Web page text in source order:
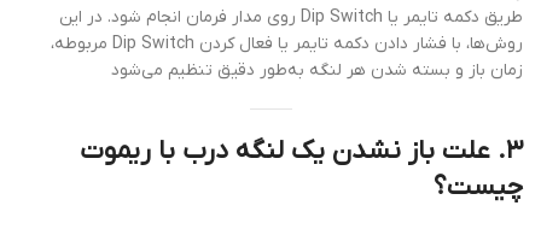
طریق دکمه تایمر یا Dip Switch روی مدار فرمان انجام شود. در این
روش‌ها، با فشار دادن دکمه تایمر یا فعال کردن Dip Switch مربوطه،
زمان باز و بسته شدن هر لنگه به‌طور دقیق تنظیم می‌شود
۳. علت باز نشدن یک لنگه درب با ریموت
چیست؟